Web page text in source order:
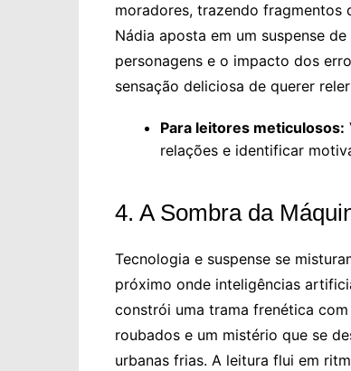
moradores, trazendo
Nádia aposta em um suspense
personagens e o impacto dos
sensação deliciosa de querer
Para leitores meticulosos:
relações e identificar
4. A Sombra da
Tecnologia e suspense se
próximo onde inteligências
constrói uma trama frenética
roubados e um mistério que se
urbanas frias. A leitura flui em